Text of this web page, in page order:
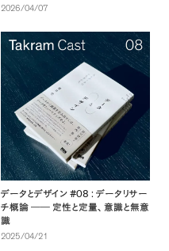
2026/04/07
データとデザイン #08 : データリサー
チ概論 ── 定性と定量、 意識と無意
識
2025/04/21